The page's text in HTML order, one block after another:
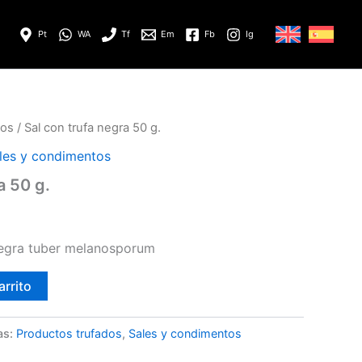
Pt WA Tf Em Fb Ig
/ Sal con trufa negra 50 g.
y condimentos
50 g.
tuber melanosporum
Productos trufados, Sales y condimentos